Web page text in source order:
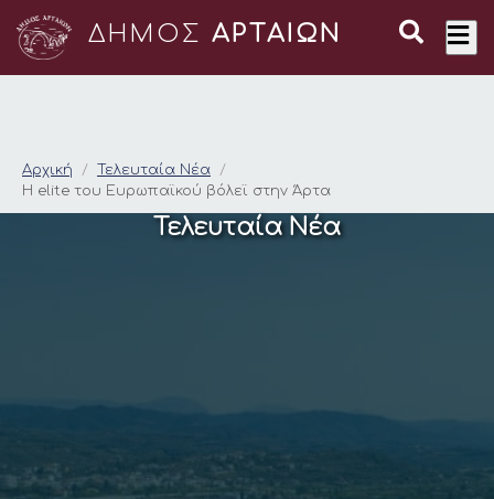
ΔΗΜΟΣ ΑΡΤΑΙΩΝ
Η elite του
Αρχική
Τελευταία Νέα
Η elite του Eυρωπαϊκού βόλεϊ στην Άρτα
Τελευταία Νέα